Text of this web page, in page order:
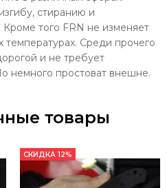
стиранию и
того FRN не изменяет
температурах. Среди прочего
и не требует
немного простоват внешне.
товары
СКИДКА 12%